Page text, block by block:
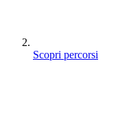
Scopri percorsi